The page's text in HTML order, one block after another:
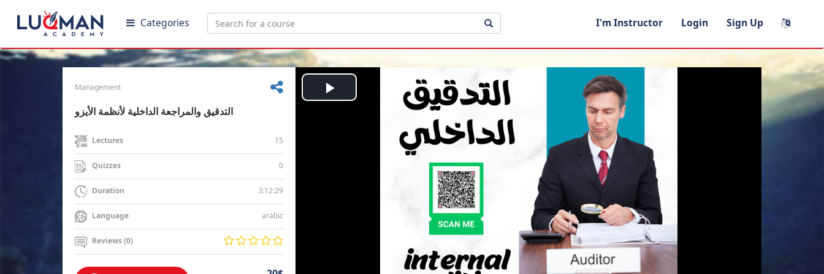
Categories I'm Instructor Login Sign Up
Management
التدقيق والمراجعة الداخلية لأنظمة الأيزو
Lectures 15
Quizzes 0
Duration 3:12:29
Language arabic
Reviews (0)
Play